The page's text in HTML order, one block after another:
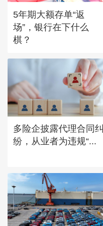
5年期大额存单“返
场”，银行在下什么
棋？
多险企披露代理合同纠
纷，从业者为违规“...